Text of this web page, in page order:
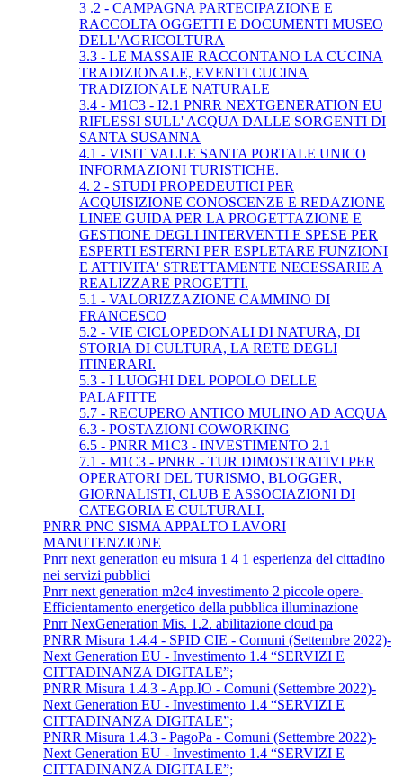
3 .2 - CAMPAGNA PARTECIPAZIONE E
RACCOLTA OGGETTI E DOCUMENTI MUSEO
DELL'AGRICOLTURA
3.3 - LE MASSAIE RACCONTANO LA CUCINA
TRADIZIONALE, EVENTI CUCINA
TRADIZIONALE NATURALE
3.4 - M1C3 - I2.1 PNRR NEXTGENERATION EU
RIFLESSI SULL' ACQUA DALLE SORGENTI DI
SANTA SUSANNA
4.1 - VISIT VALLE SANTA PORTALE UNICO
INFORMAZIONI TURISTICHE.
4. 2 - STUDI PROPEDEUTICI PER
ACQUISIZIONE CONOSCENZE E REDAZIONE
LINEE GUIDA PER LA PROGETTAZIONE E
GESTIONE DEGLI INTERVENTI E SPESE PER
ESPERTI ESTERNI PER ESPLETARE FUNZIONI
E ATTIVITA' STRETTAMENTE NECESSARIE A
REALIZZARE PROGETTI.
5.1 - VALORIZZAZIONE CAMMINO DI
FRANCESCO
5.2 - VIE CICLOPEDONALI DI NATURA, DI
STORIA DI CULTURA, LA RETE DEGLI
ITINERARI.
5.3 - I LUOGHI DEL POPOLO DELLE
PALAFITTE
5.7 - RECUPERO ANTICO MULINO AD ACQUA
6.3 - POSTAZIONI COWORKING
6.5 - PNRR M1C3 - INVESTIMENTO 2.1
7.1 - M1C3 - PNRR - TUR DIMOSTRATIVI PER
OPERATORI DEL TURISMO, BLOGGER,
GIORNALISTI, CLUB E ASSOCIAZIONI DI
CATEGORIA E CULTURALI.
PNRR PNC SISMA APPALTO LAVORI
MANUTENZIONE
Pnrr next generation eu misura 1 4 1 esperienza del cittadino
nei servizi pubblici
Pnrr next generation m2c4 investimento 2 piccole opere-
Efficientamento energetico della pubblica illuminazione
Pnrr NexGeneration Mis. 1.2. abilitazione cloud pa
PNRR Misura 1.4.4 - SPID CIE - Comuni (Settembre 2022)-
Next Generation EU - Investimento 1.4 “SERVIZI E
CITTADINANZA DIGITALE”;
PNRR Misura 1.4.3 - App.IO - Comuni (Settembre 2022)-
Next Generation EU - Investimento 1.4 “SERVIZI E
CITTADINANZA DIGITALE”;
PNRR Misura 1.4.3 - PagoPa - Comuni (Settembre 2022)-
Next Generation EU - Investimento 1.4 “SERVIZI E
CITTADINANZA DIGITALE”;